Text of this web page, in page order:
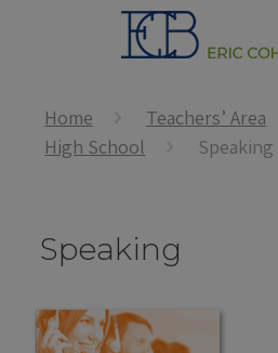
Home
Teachers’ Area
High School
Speaking
Speaking